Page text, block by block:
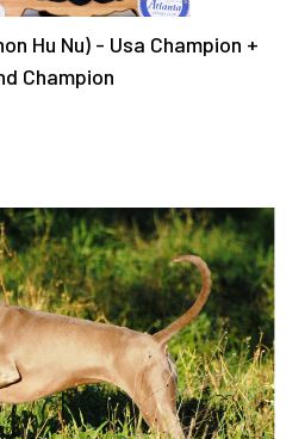
Hu Nu) - Usa Champion +
Champion